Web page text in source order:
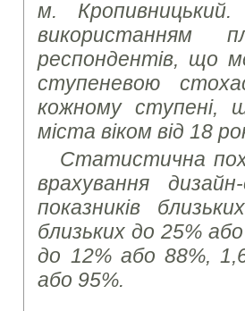
м.
використанням
респондентів, що
ступеневою
кожному ступені,
міста віком від 18
Статистична
врахування
показників
близьких до 25%
до 12% або 88%,
або 95%.